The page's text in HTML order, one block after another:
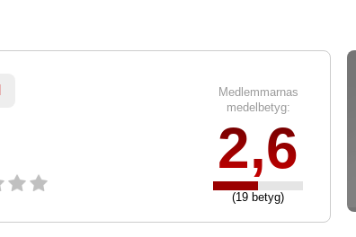
Medlemmarnas
medelbetyg:
2,6
(19 betyg)